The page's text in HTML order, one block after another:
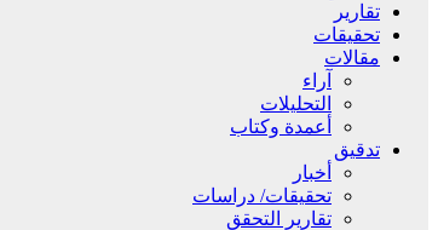
تقارير
تحقيقات
مقالات
آراء
التحليلات
أعمدة وكتاب
تدقيق
أخبار
تحقيقات/ دراسات
تقارير التحقق